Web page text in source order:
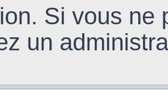
Si vous ne
un